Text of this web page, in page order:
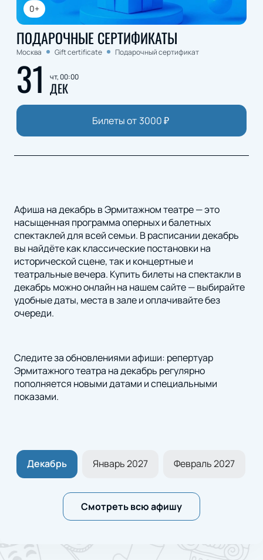
0+
ПОДАРОЧНЫЕ СЕРТИФИКАТЫ
Москва Gift certificate Подарочный сертификат
31 чт, 00:00
ДЕК
Билеты от 3000₽
Афиша на декабрь в Эрмитажном театре — это
насыщенная программа оперных и балетных
спектаклей для всей семьи. В расписании декабрь
вы найдёте как классические постановки на
исторической сцене, так и концертные и
театральные вечера. Купить билеты на спектакли в
декабрь можно онлайн на нашем сайте — выбирайте
удобные даты, места в зале и оплачивайте без
очереди.
Следите за обновлениями афиши: репертуар
Эрмитажного театра на декабрь регулярно
пополняется новыми датами и специальными
показами.
Декабрь Январь 2027 Февраль 2027
Смотреть всю афишу